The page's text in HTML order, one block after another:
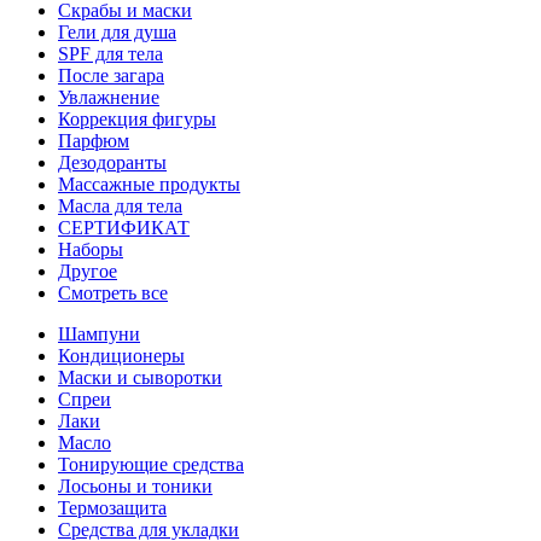
Скрабы и маски
Гели для душа
SPF для тела
После загара
Увлажнение
Коррекция фигуры
Парфюм
Дезодоранты
Массажные продукты
Масла для тела
СЕРТИФИКАТ
Наборы
Другое
Смотреть все
Шампуни
Кондиционеры
Маски и сыворотки
Спреи
Лаки
Масло
Тонирующие средства
Лосьоны и тоники
Термозащита
Средства для укладки